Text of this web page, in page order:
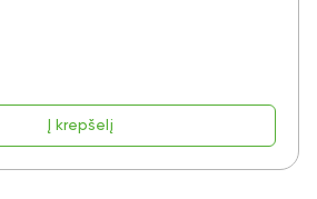
Į krepšelį